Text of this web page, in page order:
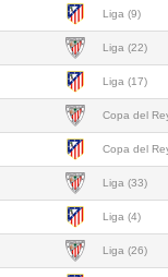
Liga (9)
Liga (22)
Liga (17)
Copa del
Copa del
Liga (33)
Liga (4)
Liga (26)